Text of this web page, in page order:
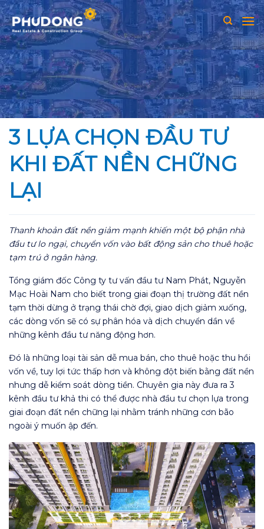
Skip
to
content
3 LỰA CHỌN ĐẦU TƯ
KHI ĐẤT NỀN CHỮNG
LẠI
Thanh khoản đất nền giảm mạnh khiến một bộ phận nhà
đầu tư lo ngại, chuyển vốn vào bất động sản cho thuê hoặc
tạm trú ở ngân hàng.
Tổng giám đốc Công ty tư vấn đầu tư Nam Phát, Nguyễn
Mạc Hoài Nam cho biết trong giai đoạn thị trường đất nền
tạm thời dừng ở trạng thái chờ đợi, giao dịch giảm xuống,
các dòng vốn sẽ có sự phân hóa và dịch chuyển dần về
những kênh đầu tư năng động hơn.
Đó là những loại tài sản dễ mua bán, cho thuê hoặc thu hồi
vốn về, tuy lợi tức thấp hơn và không đột biến bằng đất nền
nhưng dễ kiểm soát dòng tiền. Chuyên gia này đưa ra 3
kênh đầu tư khả thi có thể được nhà đầu tư chọn lựa trong
giai đoạn đất nền chững lại nhằm tránh những cơn bão
ngoài ý muốn ập đến.